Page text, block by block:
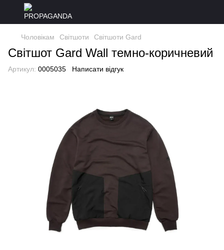
Чоловікам Світшоти Світшоти Gard
Світшот Gard Wall темно-коричневий
Артикул: 0005035 Написати відгук